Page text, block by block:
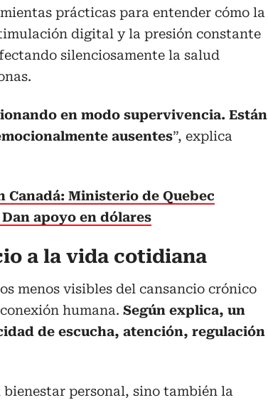
prácticas para entender cómo la
digital y la presión constante
silenciosamente la salud
en modo supervivencia. Están
ausentes”, explica
Canadá: Ministerio de Quebec
apoyo en dólares
a la vida cotidiana
menos visibles del cansancio crónico
humana. Según explica, un
de escucha, atención, regulación
bienestar personal, sino también la